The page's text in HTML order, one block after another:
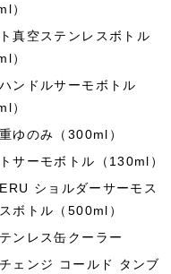
）
真空ステンレスボトル
）
ンドルサーモボトル
）
ゆのみ（300ml）
サーモボトル（130ml）
ショルダーサーモス
ボトル（500ml）
ンレス缶クーラー
ェンジ コールド タンブ